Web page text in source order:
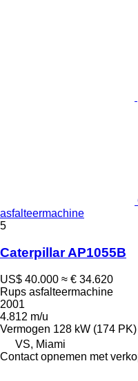
asfalteermachine
5
Caterpillar AP1055B
US$ 40.000 ≈ € 34.620
Rups asfalteermachine
2001
4.812 m/u
Vermogen 128 kW (174 PK)
VS, Miami
Contact opnemen met